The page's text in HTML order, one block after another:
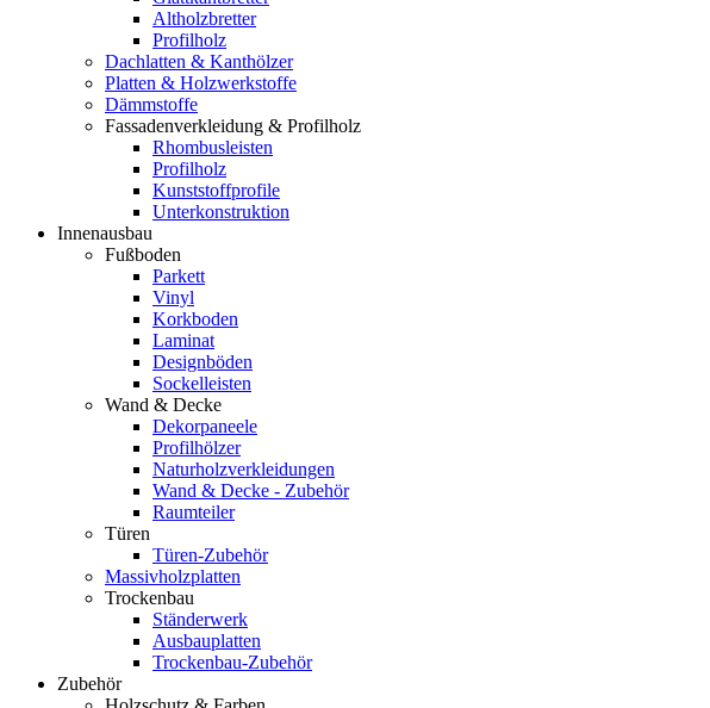
Altholzbretter
Profilholz
Dachlatten & Kanthölzer
Platten & Holzwerkstoffe
Dämmstoffe
Fassadenverkleidung & Profilholz
Rhombusleisten
Profilholz
Kunststoffprofile
Unterkonstruktion
Innenausbau
Fußboden
Parkett
Vinyl
Korkboden
Laminat
Designböden
Sockelleisten
Wand & Decke
Dekorpaneele
Profilhölzer
Naturholzverkleidungen
Wand & Decke - Zubehör
Raumteiler
Türen
Türen-Zubehör
Massivholzplatten
Trockenbau
Ständerwerk
Ausbauplatten
Trockenbau-Zubehör
Zubehör